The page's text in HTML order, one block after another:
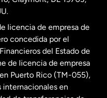
licencia de empresa de
concedida por el
del Estado de
de licencia de empresa
Puerto Rico (TM-055),
internacionales en